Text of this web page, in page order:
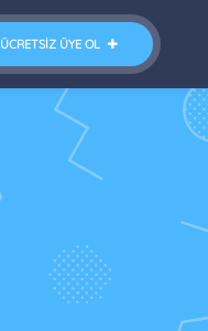
ÜCRETSIZ ÜYE OL